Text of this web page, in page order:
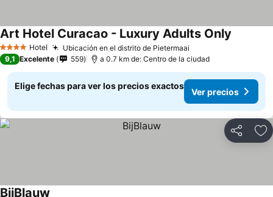
4 EstrellasHotel Ubicación en el distrito de Pietermaai
Art Hotel Curacao - Luxury Adults Only
9,1 Excelente 559 a 0.7 km de: Centro de la ciudad
Elige fechas para ver los precios exactos
Ver precios
Compartir
BijBlauw